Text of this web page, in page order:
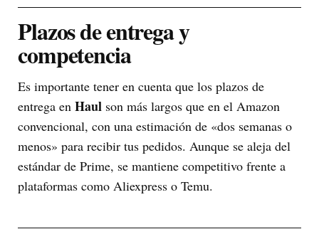
Plazos de entrega y
competencia
Es importante tener en cuenta que los plazos de
entrega en Haul son más largos que en el Amazon
convencional, con una estimación de «dos semanas o
menos» para recibir tus pedidos. Aunque se aleja del
estándar de Prime, se mantiene competitivo frente a
plataformas como Aliexpress o Temu.